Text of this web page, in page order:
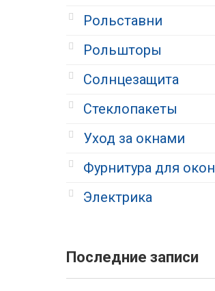
Рольставни
Рольшторы
Солнцезащита
Стеклопакеты
Уход за окнами
Фурнитура для окон
Электрика
Последние записи